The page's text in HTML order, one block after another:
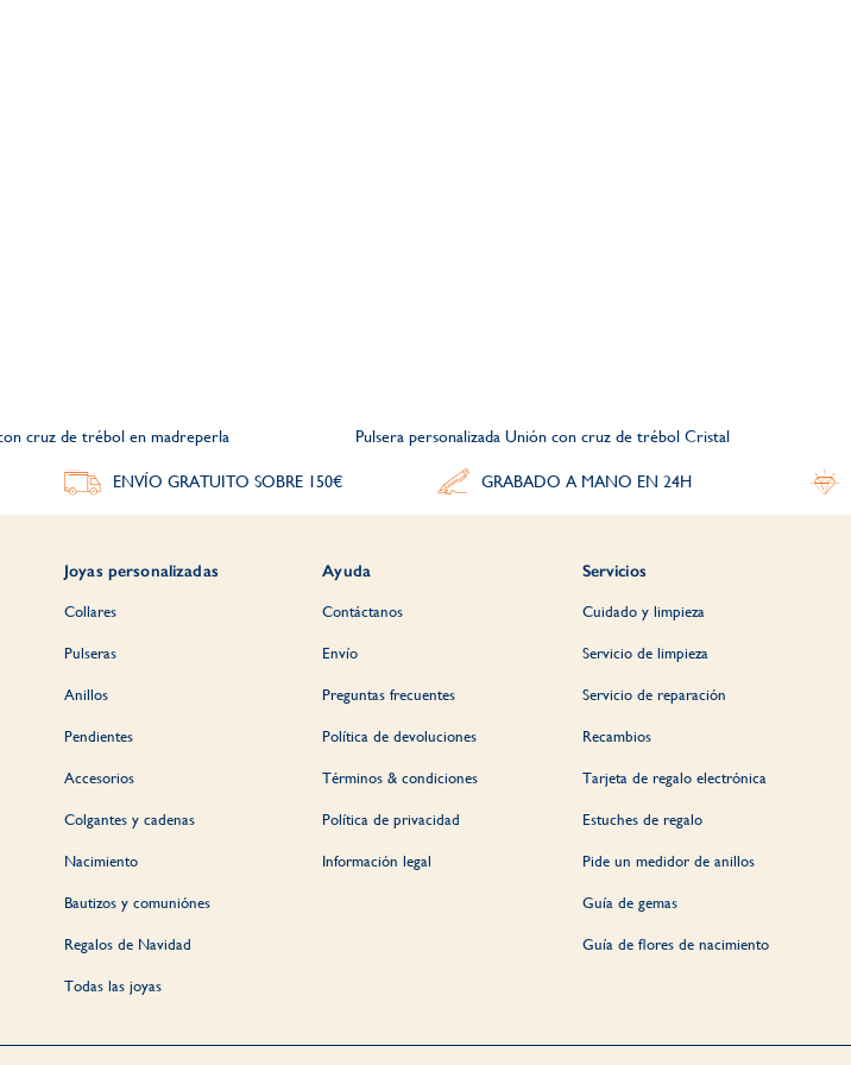
cruz de trébol en madreperla Pulsera personalizada Unión con cruz de trébol Cristal
ENVÍO GRATUITO SOBRE 150€ GRABADO A MANO EN 24H
Joyas personalizadas
Collares
Pulseras
Anillos
Pendientes
Accesorios
Colgantes y cadenas
Nacimiento
Bautizos y comuniónes
Regalos de Navidad
Todas las joyas
Ayuda
Contáctanos
Envío
Preguntas frecuentes
Política de devoluciones
Términos & condiciones
Política de privacidad
Información legal
Servicios
Cuidado y limpieza
Servicio de limpieza
Servicio de reparación
Recambios
Tarjeta de regalo electrónica
Estuches de regalo
Pide un medidor de anillos
Guía de gemas
Guía de flores de nacimiento